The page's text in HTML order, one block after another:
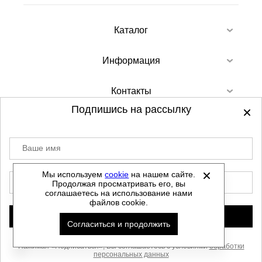
Каталог
Информация
Контакты
©2012-2026 - Sellgroup.ru - все права
защищены.
Данный сайт не является интернет магазином и
не является публичной офертой.
Политика обработки персональных данных
Автоматизировано -
Мы используемcookie на нашем сайте.
Продолжая просматривать его, вы
соглашаетесь на использование нами
файлов cookie.
Согласиться и продолжить
Подпишись на рассылку
Ваше имя
Нажимая «Подписаться», Вы соглашаетесь с условиямиобработки
персональных данных